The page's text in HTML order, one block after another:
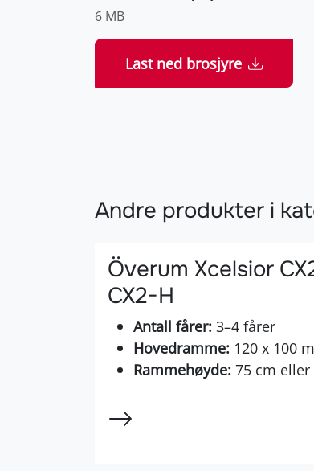
6 MB
Last ned brosjyre
Andre produkter i
Överum Xcelsior
CX2-H
Antall fårer: 3–4 fårer
Hovedramme: 120 x 100
Rammehøyde: 75 cm eller